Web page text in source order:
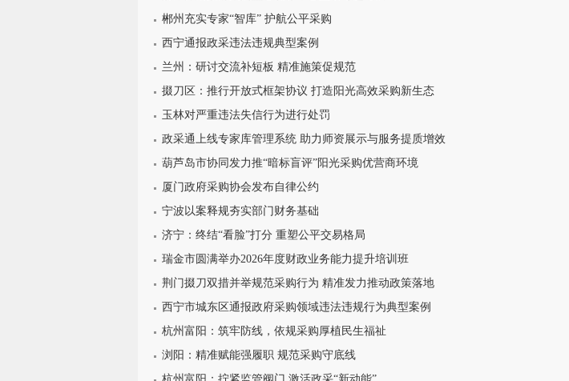
郴州充实专家“智库” 护航公平采购
西宁通报政采违法违规典型案例
兰州：研讨交流补短板 精准施策促规范
掇刀区：推行开放式框架协议 打造阳光高效采购新生态
玉林对严重违法失信行为进行处罚
政采通上线专家库管理系统 助力师资展示与服务提质增效
葫芦岛市协同发力推“暗标盲评”阳光采购优营商环境
厦门政府采购协会发布自律公约
宁波以案释规夯实部门财务基础
济宁：终结“看脸”打分 重塑公平交易格局
瑞金市圆满举办2026年度财政业务能力提升培训班
荆门掇刀双措并举规范采购行为 精准发力推动政策落地
西宁市城东区通报政府采购领域违法违规行为典型案例
杭州富阳：筑牢防线，依规采购厚植民生福祉
浏阳：精准赋能强履职 规范采购守底线